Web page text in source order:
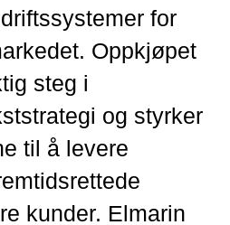
for
Oppkjøpet
steg i
og styrker
til å levere
kunder. Elmarin